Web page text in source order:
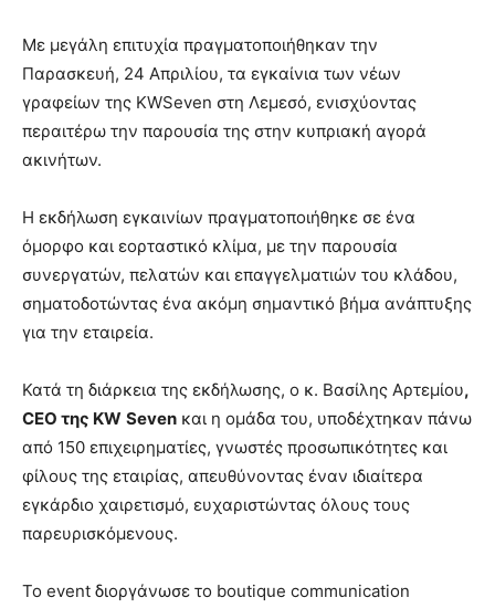
Με μεγάλη επιτυχία πραγματοποιήθηκαν την
Παρασκευή, 24 Απριλίου, τα εγκαίνια των νέων
γραφείων της KWSeven στη Λεμεσό, ενισχύοντας
περαιτέρω την παρουσία της στην κυπριακή αγορά
ακινήτων.
Η εκδήλωση εγκαινίων πραγματοποιήθηκε σε ένα
όμορφο και εορταστικό κλίμα, με την παρουσία
συνεργατών, πελατών και επαγγελματιών του κλάδου,
σηματοδοτώντας ένα ακόμη σημαντικό βήμα ανάπτυξης
για την εταιρεία.
Κατά τη διάρκεια της εκδήλωσης, ο κ. Βασίλης Αρτεμίου,
CEO της KW Seven και η ομάδα του, υποδέχτηκαν πάνω
από 150 επιχειρηματίες, γνωστές προσωπικότητες και
φίλους της εταιρίας, απευθύνοντας έναν ιδιαίτερα
εγκάρδιο χαιρετισμό, ευχαριστώντας όλους τους
παρευρισκόμενους.
Το event διοργάνωσε το boutique communication